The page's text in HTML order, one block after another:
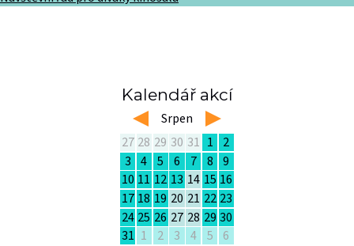
Kalendář akcí
left Srpen right
27 28 29 30 31 1
2
3
4 5 6 7 8
9
10 11 12 13 14 15 16
17 18 19 20 21 22 23
24 25 26 27 28 29 30
31 1 2 3 4 5 6